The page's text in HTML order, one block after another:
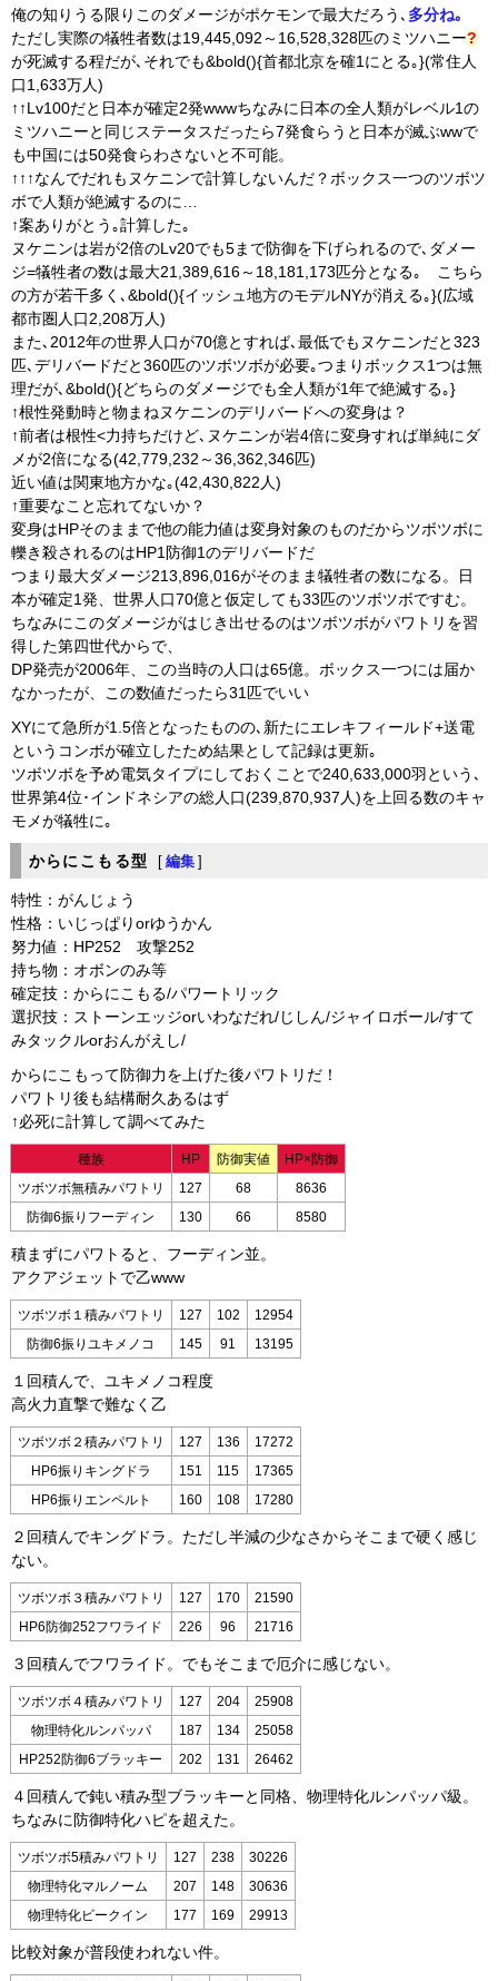
俺の知りうる限りこのダメージがポケモンで最大だろう､ 多分ね｡
ただし実際の犠牲者数は19,445,092～16,528,328匹の ミツハニー?
が死滅する程だが､それでも&bold(){首都北京を確1にとる｡}(常住人
口1,633万人)
↑↑Lv100だと日本が確定2発wwwちなみに日本の全人類がレベル1の
ミツハニーと同じステータスだったら7発食らうと日本が滅ぶwwで
も中国には50発食らわさないと不可能。
↑↑↑なんでだれもヌケニンで計算しないんだ？ボックス一つのツボツ
ボで人類が絶滅するのに…
↑案ありがとう｡計算した｡
ヌケニンは岩が2倍のLv20でも5まで防御を下げられるので､ダメー
ジ=犠牲者の数は最大21,389,616～18,181,173匹分となる｡ こちら
の方が若干多く､&bold(){イッシュ地方のモデルNYが消える｡}(広域
都市圏人口2,208万人)
また､2012年の世界人口が70億とすれば､最低でもヌケニンだと323
匹､デリバードだと360匹のツボツボが必要｡つまりボックス1つは無
理だが､&bold(){どちらのダメージでも全人類が1年で絶滅する｡}
↑根性発動時と物まねヌケニンのデリバードへの変身は？
↑前者は根性<力持ちだけど､ヌケニンが岩4倍に変身すれば単純にダ
メが2倍になる(42,779,232～36,362,346匹)
近い値は関東地方かな｡(42,430,822人)
↑重要なこと忘れてないか？
変身はHPそのままで他の能力値は変身対象のものだからツボツボに
轢き殺されるのはHP1防御1のデリバードだ
つまり最大ダメージ213,896,016がそのまま犠牲者の数になる。日
本が確定1発、世界人口70億と仮定しても33匹のツボツボですむ。
ちなみにこのダメージがはじき出せるのはツボツボがパワトリを習
得した第四世代からで、
DP発売が2006年、この当時の人口は65億。ボックス一つには届か
なかったが、この数値だったら31匹でいい
XYにて急所が1.5倍となったものの､新たにエレキフィールド+送電
というコンボが確立したため結果として記録は更新｡
ツボツボを予め電気タイプにしておくことで240,633,000羽という､
世界第4位･インドネシアの総人口(239,870,937人)を上回る数のキャ
モメが犠牲に｡
からにこもる型 [ 編集 ]
特性：がんじょう
性格：いじっぱりorゆうかん
努力値：HP252 攻撃252
持ち物：オボンのみ等
確定技：からにこもる/パワートリック
選択技：ストーンエッジorいわなだれ/じしん/ジャイロボール/すて
みタックルorおんがえし/
からにこもって防御力を上げた後パワトリだ！
パワトリ後も結構耐久あるはず
↑必死に計算して調べてみた
種族 HP 防御実値 HP×防御
ツボツボ無積みパワトリ 127 68 8636
防御6振りフーディン 130 66 8580
積まずにパワトると、フーディン並。
アクアジェットで乙www
ツボツボ１積みパワトリ 127 102 12954
防御6振りユキメノコ 145 91 13195
１回積んで、ユキメノコ程度
高火力直撃で難なく乙
ツボツボ２積みパワトリ 127 136 17272
HP6振りキングドラ 151 115 17365
HP6振りエンペルト 160 108 17280
２回積んでキングドラ。ただし半減の少なさからそこまで硬く感じ
ない。
ツボツボ３積みパワトリ 127 170 21590
HP6防御252フワライド 226 96 21716
３回積んでフワライド。でもそこまで厄介に感じない。
ツボツボ４積みパワトリ 127 204 25908
物理特化ルンパッパ 187 134 25058
HP252防御6ブラッキー 202 131 26462
４回積んで鈍い積み型ブラッキーと同格、物理特化ルンパッパ級。
ちなみに防御特化ハピを超えた。
ツボツボ5積みパワトリ 127 238 30226
物理特化マルノーム 207 148 30636
物理特化ビークイン 177 169 29913
比較対象が普段使われない件。